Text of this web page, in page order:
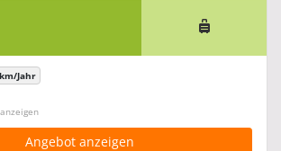
Jahr
ausblenden
Angebot anzeigen